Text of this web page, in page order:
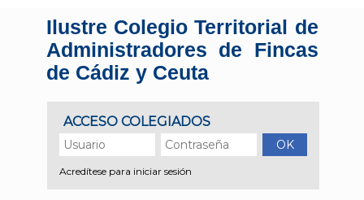
Ilustre Colegio Territorial de
Administradores de Fincas
de Cádiz y Ceuta